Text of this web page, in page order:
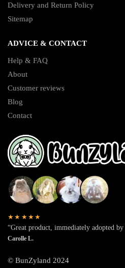
Delivery and Return Policy
Sitemap
ADVICE & CONTACT
Help & FAQ
About
Customer reviews
Blog
Contact
★★★★★
“Great product, immediately adopted
Carolle L.
© BunZyland 2024